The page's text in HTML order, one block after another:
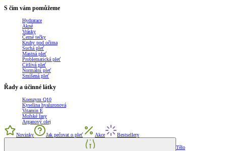
S čím vám pomůžeme
Hydratace
Akné
Vrásky
Černé tečky
Kruhy pod očima
Suchá pleť
Mastná pleť
Problematická pleť
Citlivá pleť
Normální pleť
Smíšená pleť
Řady a účinné látky
Koenzym Q10
Kyselina hyaluronová
Vitamin E
Mořské řasy
Arganový olej
Novinky Jak pečovat o pleť Akce Bestsellery
Tělo